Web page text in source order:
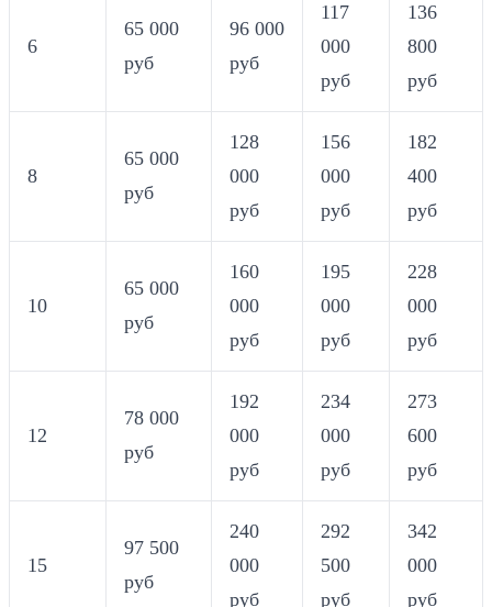
6
65 000
руб
96 000
руб
117
000
руб
136
800
руб
8
65 000
руб
128
000
руб
156
000
руб
182
400
руб
10
65 000
руб
160
000
руб
195
000
руб
228
000
руб
12
78 000
руб
192
000
руб
234
000
руб
273
600
руб
15
97 500
руб
240
000
руб
292
500
руб
342
000
руб